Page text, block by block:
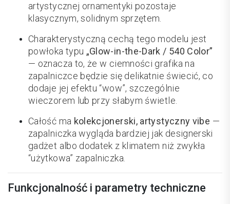
artystycznej ornamentyki pozostaje
klasycznym, solidnym sprzętem.
Charakterystyczną cechą tego modelu jest
powłoka typu „Glow-in-the-Dark / 540 Color”
— oznacza to, że w ciemności grafika na
zapalniczce będzie się delikatnie świecić, co
dodaje jej efektu “wow”, szczególnie
wieczorem lub przy słabym świetle.
Całość ma kolekcjonerski, artystyczny vibe —
zapalniczka wygląda bardziej jak designerski
gadżet albo dodatek z klimatem niż zwykła
“użytkowa” zapalniczka.
Funkcjonalność i parametry techniczne